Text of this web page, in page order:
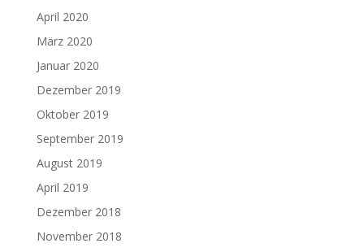
April 2020
März 2020
Januar 2020
Dezember 2019
Oktober 2019
September 2019
August 2019
April 2019
Dezember 2018
November 2018